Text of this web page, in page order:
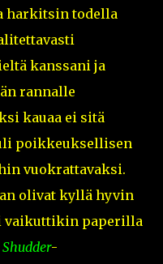
harkitsin todella
kanssani ja
rannalle
kauaa ei sitä
poikkeuksellisen
vuokrattavaksi.
olivat kyllä hyvin
vaikuttikin paperilla
Shudder-